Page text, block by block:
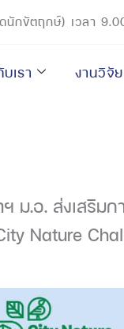
กขัตฤกษ์) เวลา
เรา งานวิจัย
.อ. ส่งเสริมก
Nature